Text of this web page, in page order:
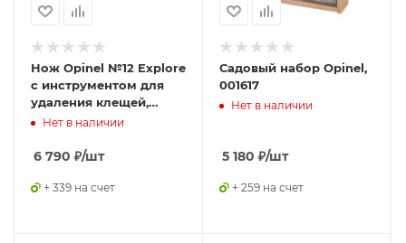
Нож Opinel №12 Explore
c инструментом для
удаления клещей,
оранжевый, 002454
Нет в наличии
6 790 ₽/шт
+ 339 на счет
Садовый набор Opinel,
001617
Нет в наличии
5 180 ₽/шт
+ 259 на счет